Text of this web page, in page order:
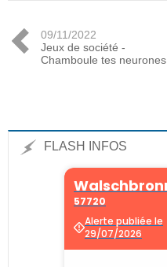
09/11/2022
Jeux de société -
Chamboule tes neurones
FLASH INFOS